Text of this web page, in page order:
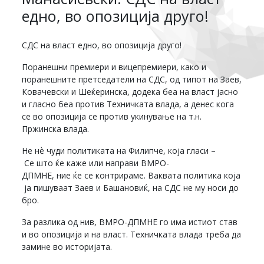
едно, во опозиција друго!
СДС на власт едно, во опозиција друго!
Поранешни премиери и вицепремиери, како и
поранешните претседатели на СДС, од типот на Заев,
Ковачевски и Шеќеринска, додека беа на власт јасно
и гласно беа против Техничката влада, а денес кога
се во опозиција се против укинување на т.н.
Пржинска влада.
Не нѐ чуди политиката на Филипче, која гласи –
Се што ќе каже или направи ВМРО-
ДПМНЕ, ние ќе се контрираме. Ваквата политика која
ја пишуваат Заев и Башановиќ, на СДС не му носи до
бро.
За разлика од нив, ВМРО-ДПМНЕ го има истиот став
и во опозиција и на власт. Техничката влада треба да
замине во историјата.